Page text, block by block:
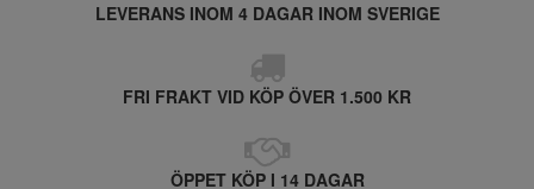
LEVERANS INOM 4 DAGAR INOM SVERIGE
FRI FRAKT VID KÖP ÖVER 1.500 KR
ÖPPET KÖP I 14 DAGAR